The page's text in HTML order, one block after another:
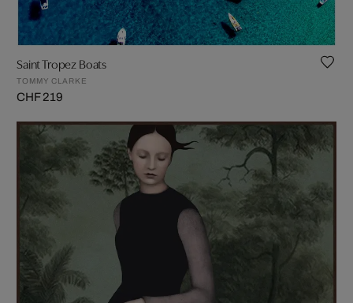
Saint Tropez Boats
TOMMY CLARKE
CHF 219